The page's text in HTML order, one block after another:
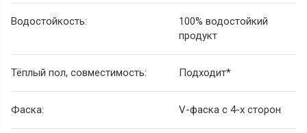
Водостойкость:
100% водостойкий
продукт
Тёплый пол, совместимость: Подходит*
Фаска: V-фаска с 4-х сторон